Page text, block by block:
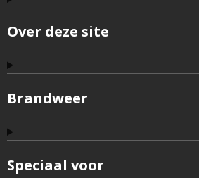
Over deze site
Brandweer
Speciaal voor